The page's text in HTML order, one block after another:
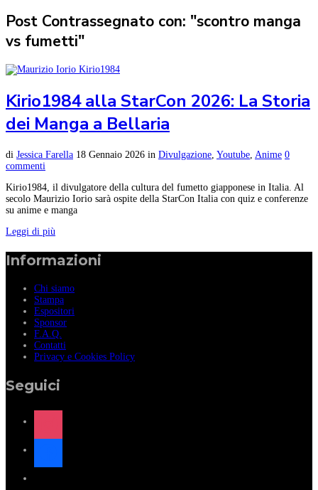
Post Contrassegnato con: "scontro manga
vs fumetti"
Kirio1984 alla StarCon 2026: La Storia
dei Manga a Bellaria
di Jessica Farella 18 Gennaio 2026 in Divulgazione Youtube Anime 0
commenti
Kirio1984, il divulgatore della cultura del fumetto giapponese in Italia. Al
secolo Maurizio Iorio sarà ospite della StarCon Italia con quiz e conferenze
su anime e manga
Leggi di più
Informazioni
Chi siamo
Stampa
Espositori
Sponsor
F.A.Q.
Contatti
Privacy e Cookies Policy
Seguici
instagram
facebook
x